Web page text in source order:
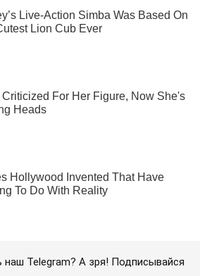
Telegram? А зря! Подписывайся